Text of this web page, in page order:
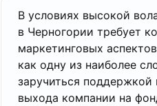
В условиях высокой
в Черногории требует
маркетинговых
как одну из наиболее
заручиться
выхода компании на